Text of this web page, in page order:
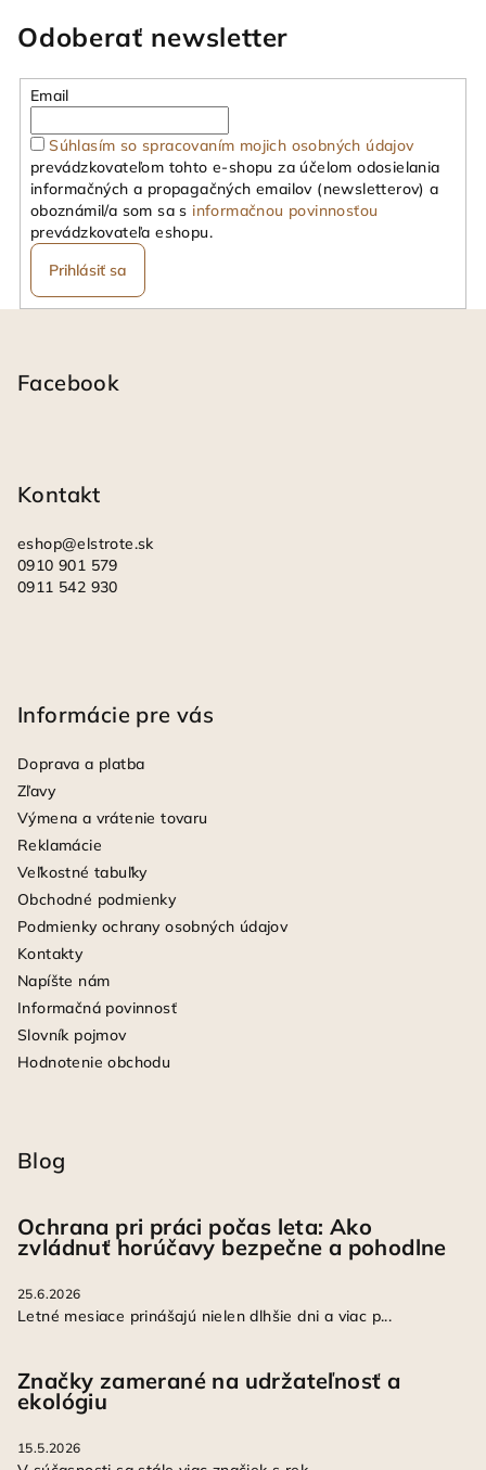
Odoberať newsletter
Email
Súhlasím so spracovaním mojich osobných údajov
prevádzkovateľom tohto e-shopu za účelom odosielania
informačných a propagačných emailov (newsletterov) a
oboznámil/a som sa s informačnou povinnosťou
prevádzkovateľa eshopu.
Prihlásiť sa
Facebook
Kontakt
eshop@elstrote.sk
0910 901 579
0911 542 930
Informácie pre vás
Doprava a platba
Zľavy
Výmena a vrátenie tovaru
Reklamácie
Veľkostné tabuľky
Obchodné podmienky
Podmienky ochrany osobných údajov
Kontakty
Napíšte nám
Informačná povinnosť
Slovník pojmov
Hodnotenie obchodu
Blog
Ochrana pri práci počas leta: Ako
zvládnuť horúčavy bezpečne a pohodlne
25.6.2026
Letné mesiace prinášajú nielen dlhšie dni a viac p...
Značky zamerané na udržateľnosť a
ekológiu
15.5.2026